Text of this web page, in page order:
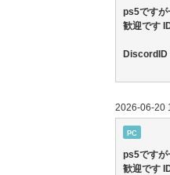
ps5ですが
歓迎です
DiscordID
2026-06-20
PC
ps5ですが
歓迎です